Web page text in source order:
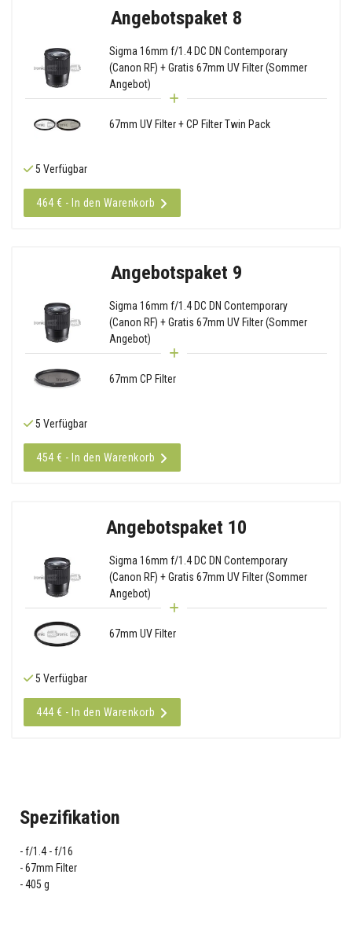
Angebotspaket 8
Sigma 16mm f/1.4 DC DN Contemporary
(Canon RF) + Gratis 67mm UV Filter (Sommer
Angebot)
67mm UV Filter + CP Filter Twin Pack
5 Verfügbar
464 € - In den Warenkorb
Angebotspaket 9
Sigma 16mm f/1.4 DC DN Contemporary
(Canon RF) + Gratis 67mm UV Filter (Sommer
Angebot)
67mm CP Filter
5 Verfügbar
454 € - In den Warenkorb
Angebotspaket 10
Sigma 16mm f/1.4 DC DN Contemporary
(Canon RF) + Gratis 67mm UV Filter (Sommer
Angebot)
67mm UV Filter
5 Verfügbar
444 € - In den Warenkorb
Spezifikation
f/1.4 - f/16
67mm Filter
405 g